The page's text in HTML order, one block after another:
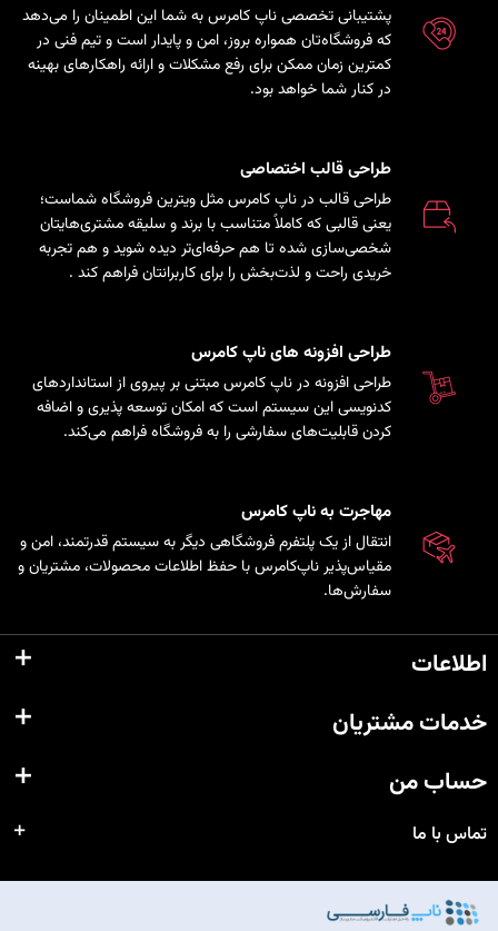
پشتیبانی تخصصی ناپ کامرس به شما این اطمینان را می‌دهد
که فروشگاه‌تان همواره بروز، امن و پایدار است و تیم فنی در
کمترین زمان ممکن برای رفع مشکلات و ارائه راهکارهای بهینه
در کنار شما خواهد بود.
طراحی قالب اختصاصی
طراحی قالب در ناپ کامرس مثل ویترین فروشگاه شماست؛
یعنی قالبی که کاملاً متناسب با برند و سلیقه مشتری‌هایتان
شخصی‌سازی شده تا هم حرفه‌ای‌تر دیده شوید و هم تجربه
خریدی راحت و لذت‌بخش را برای کاربرانتان فراهم کند .
طراحی افزونه های ناپ کامرس
طراحی افزونه در ناپ کامرس مبتنی بر پیروی از استانداردهای
کدنویسی این سیستم است که امکان توسعه پذیری و اضافه
کردن قابلیت‌های سفارشی را به فروشگاه فراهم می‌کند.
مهاجرت به ناپ کامرس
انتقال از یک پلتفرم فروشگاهی دیگر به سیستم قدرتمند، امن و
مقیاس‌پذیر ناپ‌کامرس با حفظ اطلاعات محصولات، مشتریان و
سفارش‌ها.
اطلاعات
خدمات مشتریان
حساب من
تماس با ما